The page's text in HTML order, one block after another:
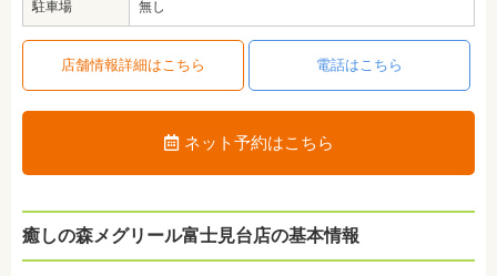
駐車場 無し
店舗情報詳細はこちら 電話はこちら
ネット予約はこちら
癒しの森メグリール富士見台店の基本情報